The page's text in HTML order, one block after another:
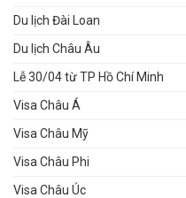
Du lịch Đài Loan
Du lịch Châu Âu
Lễ 30/04 từ TP Hồ Chí Minh
Visa Châu Á
Visa Châu Mỹ
Visa Châu Phi
Visa Châu Úc